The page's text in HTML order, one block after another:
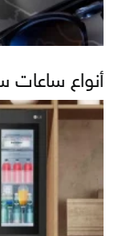
أنواع ساعات